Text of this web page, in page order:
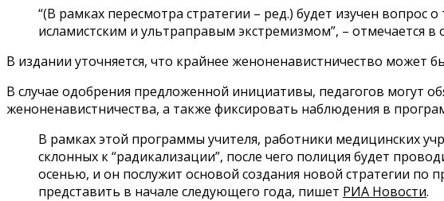
“(В рамках пересмотра стратегии – ред.) будет изучен
исламистским и ультраправым экстремизмом”, – отмечается
В издании уточняется, что крайнее женоненавистничество может
В случае одобрения предложенной инициативы, педагогов могут
женоненавистничества, а также фиксировать наблюдения в
В рамках этой программы учителя, работники медицинских
склонных к “радикализации”, после чего полиция будет
осенью, и он послужит основой создания новой стратегии
представить в начале следующего года, пишет РИА Новости.